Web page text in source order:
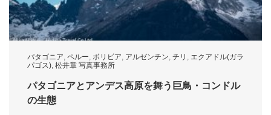
パタゴニア ペルー ボリビア アルゼンチン チリ
エクアドル(ガラ
パゴス) 松井章 写真事務所
パタゴニアとアンデス高原を舞う巨鳥・コンドル
の生態